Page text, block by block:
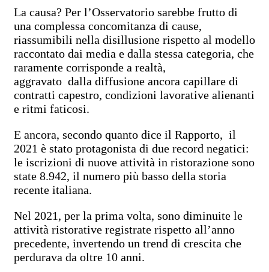
La causa? Per l’Osservatorio sarebbe frutto di
una complessa concomitanza di cause,
riassumibili nella disillusione rispetto al modello
raccontato dai media e dalla stessa categoria, che
raramente corrisponde a realtà,
aggravato dalla diffusione ancora capillare di
contratti capestro, condizioni lavorative alienanti
e ritmi faticosi.
E ancora, secondo quanto dice il Rapporto, il
2021 è stato protagonista di due record negatici:
le iscrizioni di nuove attività in ristorazione sono
state 8.942, il numero più basso della storia
recente italiana.
Nel 2021, per la prima volta, sono diminuite le
attività ristorative registrate rispetto all’anno
precedente, invertendo un trend di crescita che
perdurava da oltre 10 anni.